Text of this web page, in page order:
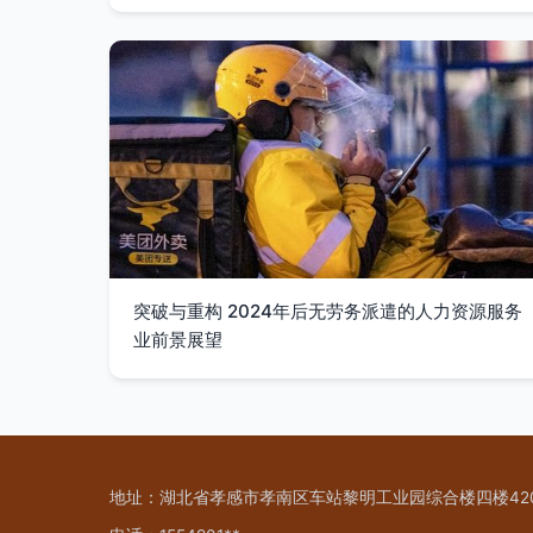
突破与重构 2024年后无劳务派遣的人力资源服务
业前景展望
地址：湖北省孝感市孝南区车站黎明工业园综合楼四楼